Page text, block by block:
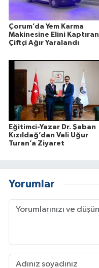
Çorum’da Yem Karma
Makinesine Elini Kaptıran
Çiftçi Ağır Yaralandı
Eğitimci-Yazar Dr. Şaban
Kızıldağ’dan Vali Uğur
Turan’a Ziyaret
Yorumlar